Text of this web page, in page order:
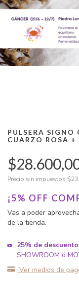
PULSERA SIGNO
CUARZO ROSA +
Precio sin impuestos
¡5% OFF
Vas a poder
de la tienda.
25% de descuento
SHOWROOM ó
Ver medios de